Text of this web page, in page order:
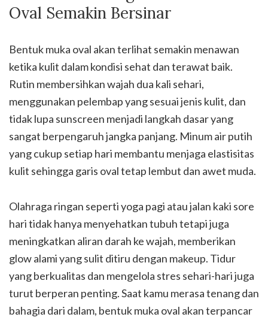
Oval Semakin Bersinar
Bentuk muka oval akan terlihat semakin menawan
ketika kulit dalam kondisi sehat dan terawat baik.
Rutin membersihkan wajah dua kali sehari,
menggunakan pelembap yang sesuai jenis kulit, dan
tidak lupa sunscreen menjadi langkah dasar yang
sangat berpengaruh jangka panjang. Minum air putih
yang cukup setiap hari membantu menjaga elastisitas
kulit sehingga garis oval tetap lembut dan awet muda.
Olahraga ringan seperti yoga pagi atau jalan kaki sore
hari tidak hanya menyehatkan tubuh tetapi juga
meningkatkan aliran darah ke wajah, memberikan
glow alami yang sulit ditiru dengan makeup. Tidur
yang berkualitas dan mengelola stres sehari-hari juga
turut berperan penting. Saat kamu merasa tenang dan
bahagia dari dalam, bentuk muka oval akan terpancar